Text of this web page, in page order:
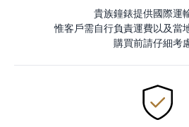
貴族鐘錶提供國際運
惟客戶需自行負責運費以及當
購買前請仔細考